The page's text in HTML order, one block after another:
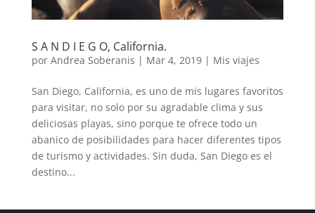
S A N D I E G O, California.
por Andrea Soberanis | Mar 4, 2019| Mis viajes
San Diego, California, es uno de mis lugares favoritos
para visitar, no solo por su agradable clima y sus
deliciosas playas, sino porque te ofrece todo un
abanico de posibilidades para hacer diferentes tipos
de turismo y actividades. Sin duda, San Diego es el
destino...